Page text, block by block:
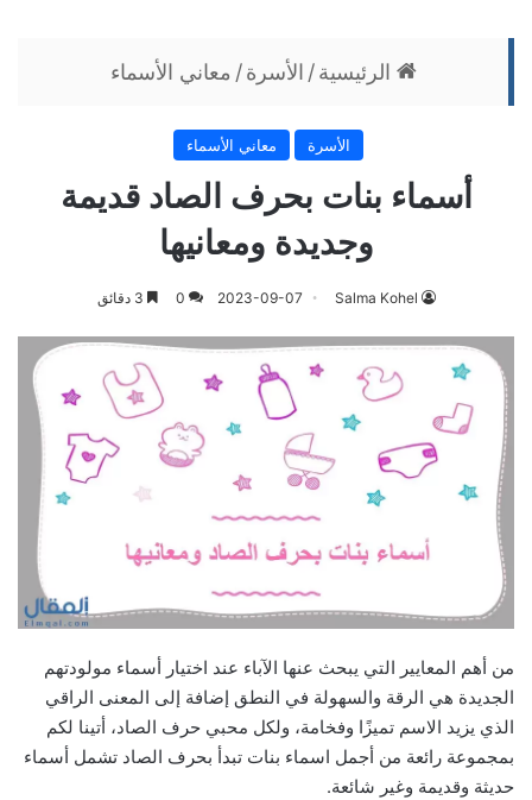
الرئيسية / الأسرة / معاني الأسماء
الأسرة معاني الأسماء
أسماء بنات بحرف الصاد قديمة
وجديدة ومعانيها
Salma Kohel
2023-09-07
0
من أهم المعايير التي يبحث عنها الآباء عند اختيار أسماء مولودتهم
الجديدة هي الرقة والسهولة في النطق إضافة إلى المعنى الراقي
الذي يزيد الاسم تميزًا وفخامة، ولكل محبي حرف الصاد، أتينا لكم
بمجموعة رائعة من أجمل اسماء بنات تبدأ بحرف الصاد تشمل أسماء
حديثة وقديمة وغير شائعة.